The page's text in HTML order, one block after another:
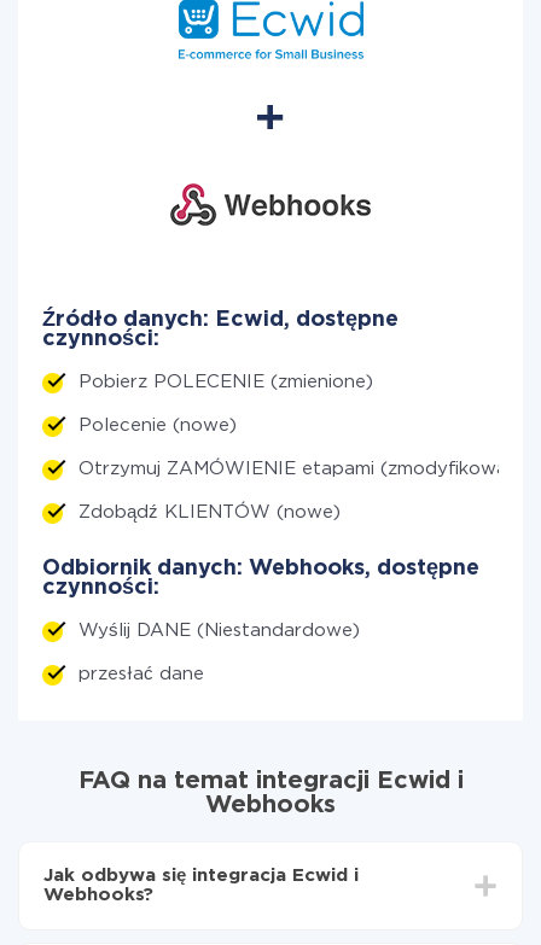
Źródło danych: Ecwid, dostępne
czynności:
Pobierz POLECENIE (zmienione)
Polecenie (nowe)
Otrzymuj ZAMÓWIENIE etapami (zmodyfikowane)
Zdobądź KLIENTÓW (nowe)
Odbiornik danych: Webhooks, dostępne
czynności:
Wyślij DANE (Niestandardowe)
przesłać dane
FAQ na temat integracji Ecwid i
Webhooks
Jak odbywa się integracja Ecwid i
Webhooks?